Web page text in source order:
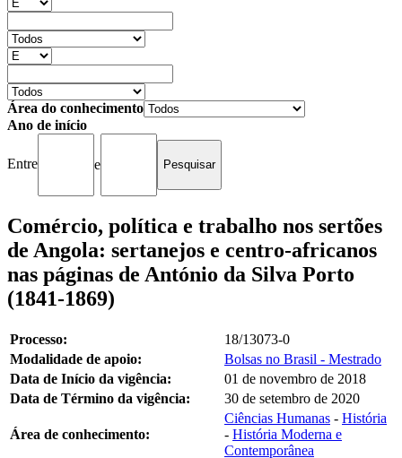
Área do conhecimento
Ano de início
Entre e
Comércio, política e trabalho nos sertões
de Angola: sertanejos e centro-africanos
nas páginas de António da Silva Porto
(1841-1869)
Processo:
18/13073-0
Modalidade de apoio:
Bolsas no Brasil - Mestrado
Data de Início da vigência:
01 de novembro de 2018
Data de Término da vigência:
30 de setembro de 2020
Área de conhecimento:
Ciências Humanas - História
- História Moderna e
Contemporânea